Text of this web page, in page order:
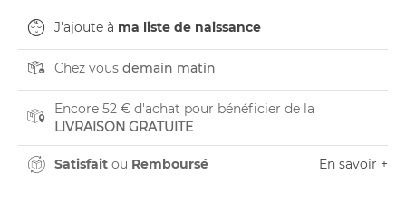
J'ajoute à ma liste de naissance
Chez vous demain matin
Encore 52 € d'achat pour bénéficier de la
LIVRAISON GRATUITE
Satisfait ou Remboursé En savoir +